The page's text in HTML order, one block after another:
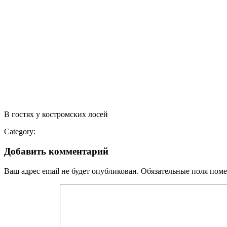
В гостях у костромских лосей
Category:
Добавить комментарий
Ваш адрес email не будет опубликован. Обязательные поля